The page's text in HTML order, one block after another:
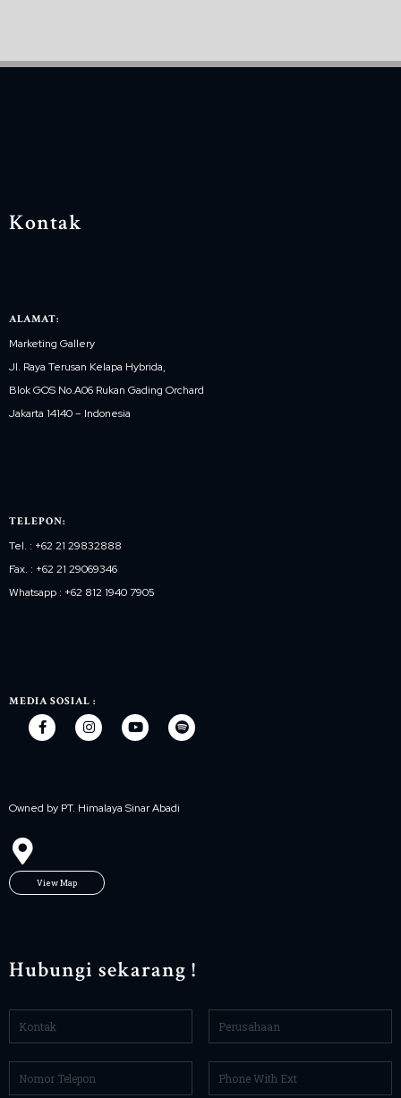
Kontak
ALAMAT:
Marketing Gallery
Jl. Raya Terusan Kelapa Hybrida,
Blok GOS No.A06 Rukan Gading Orchard
Jakarta 14140 – Indonesia
TELEPON:
Tel. : +62 21 29832888
Fax. : +62 21 29069346
Whatsapp : +62 812 1940 7905
MEDIA SOSIAL :
Owned by PT. Himalaya Sinar Abadi
View Map
Hubungi sekarang !